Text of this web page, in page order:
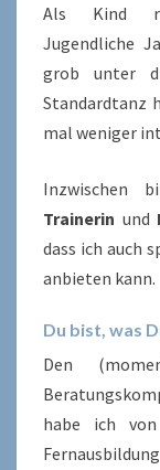
Als Kind
Jugendliche
grob unter
Standardtanz
mal weniger
Inzwischen
Trainerin und
dass ich auch
anbieten kann.
Du bist, was
Den
habe ich